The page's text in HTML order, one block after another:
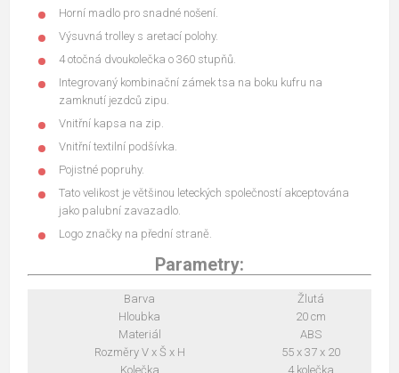
Horní madlo pro snadné nošení.
Výsuvná trolley s aretací polohy.
4 otočná dvoukolečka o 360 stupňů.
Integrovaný kombinační zámek tsa na boku kufru na
zamknutí jezdců zipu.
Vnitřní kapsa na zip.
Vnitřní textilní podšívka.
Pojistné popruhy.
Tato velikost je většinou leteckých společností akceptována
jako palubní zavazadlo.
Logo značky na přední straně.
Parametry:
Barva
Žlutá
Hloubka
20 cm
Materiál
ABS
Rozměry V x Š x H
55 x 37 x 20
Kolečka
4 kolečka